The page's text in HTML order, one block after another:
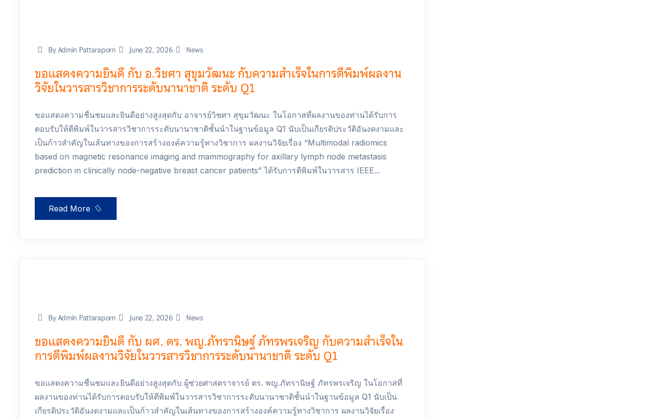
By Admin Pattaraporn June 22, 2026 News
ขอแสดงความยินดี กับ อ.วิชศา สุขุมวัฒนะ กับความสำเร็จในการตีพิมพ์ผลงาน
วิจัยในวารสารวิชาการระดับนานาชาติ ระดับ Q1
ขอแสดงความชื่นชมและยินดีอย่างสูงสุดกับ อาจารย์วิชศา สุขุมวัฒนะ ในโอกาสที่ผลงานของท่านได้รับการ
ตอบรับให้ตีพิมพ์ในวารสารวิชาการระดับนานาชาติชั้นนำในฐานข้อมูล Q1 นับเป็นเกียรติประวัติอันงดงามและ
เป็นก้าวสำคัญในเส้นทางของการสร้างองค์ความรู้ทางวิชาการ ผลงานวิจัยเรื่อง “Multimodal radiomics
based on magnetic resonance imaging and mammography for axillary lymph node metastasis
prediction in clinically node-negative breast cancer patients” ได้รับการตีพิมพ์ในวารสาร IEEE...
Read More
By Admin Pattaraporn June 22, 2026 News
ขอแสดงความยินดี กับ ผศ. ดร. พญ.ภัทรานิษฐ์ ภัทรพรเจริญ กับความสำเร็จใน
การตีพิมพ์ผลงานวิจัยในวารสารวิชาการระดับนานาชาติ ระดับ Q1
ขอแสดงความชื่นชมและยินดีอย่างสูงสุดกับ ผู้ช่วยศาสตราจารย์ ดร. พญ.ภัทรานิษฐ์ ภัทรพรเจริญ ในโอกาสที่
ผลงานของท่านได้รับการตอบรับให้ตีพิมพ์ในวารสารวิชาการระดับนานาชาติชั้นนำในฐานข้อมูล Q1 นับเป็น
เกียรติประวัติอันงดงามและเป็นก้าวสำคัญในเส้นทางของการสร้างองค์ความรู้ทางวิชาการ ผลงานวิจัยเรื่อง